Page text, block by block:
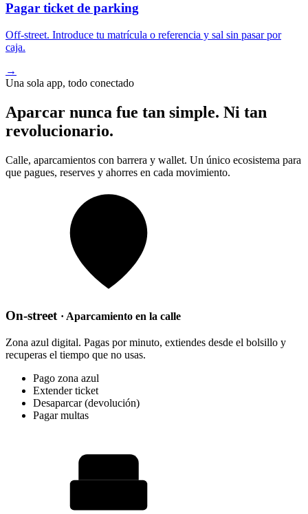
Pagar ticket de parking
Off-street. Introduce tu matrícula o referencia y sal sin pasar por
caja.
→
Una sola app, todo conectado
Aparcar nunca fue tan simple. Ni tan
revolucionario.
Calle, aparcamientos con barrera y wallet. Un único ecosistema para
que pagues, reserves y ahorres en cada movimiento.
On-street · Aparcamiento en la calle
Zona azul digital. Pagas por minuto, extiendes desde el bolsillo y
recuperas el tiempo que no usas.
Pago zona azul
Extender ticket
Desaparcar (devolución)
Pagar multas